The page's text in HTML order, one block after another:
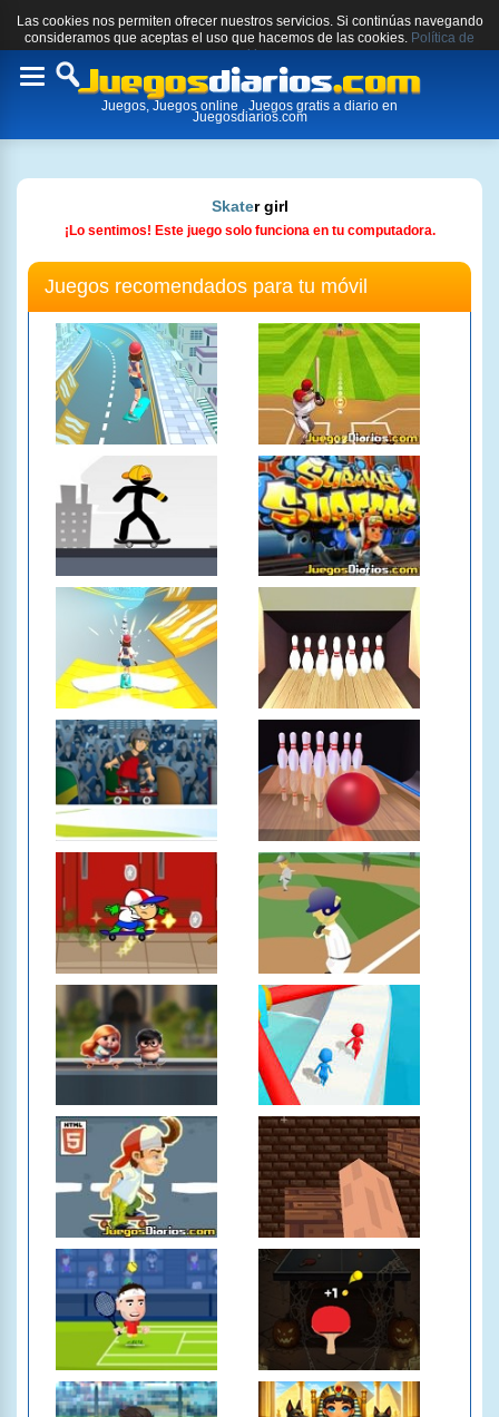
Las cookies nos permiten ofrecer nuestros servicios. Si continúas navegando
consideramos que aceptas el uso que hacemos de las cookies. Política de
cookies.
Toggle
Juegos, Juegos online , Juegos gratis a diario en
Juegosdiarios.com
Skater girl
¡Lo sentimos! Este juego solo funciona en tu computadora.
Juegos recomendados para tu móvil